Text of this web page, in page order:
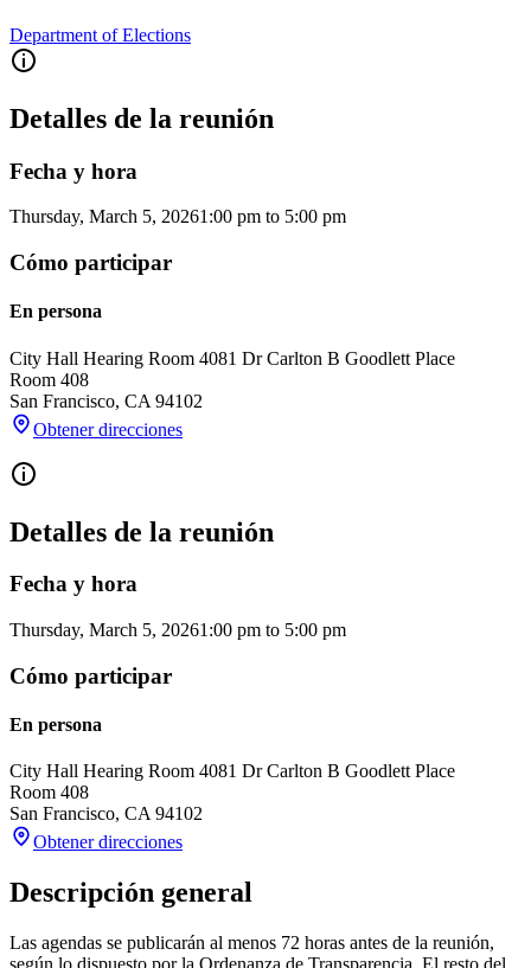
Department of Elections
Detalles de la reunión
Fecha y hora
Thursday, March 5, 20261:00 pm to 5:00 pm
Cómo participar
En persona
City Hall Hearing Room 4081 Dr Carlton B Goodlett Place
Room 408
San Francisco, CA 94102
Obtener direcciones
Detalles de la reunión
Fecha y hora
Thursday, March 5, 20261:00 pm to 5:00 pm
Cómo participar
En persona
City Hall Hearing Room 4081 Dr Carlton B Goodlett Place
Room 408
San Francisco, CA 94102
Obtener direcciones
Descripción general
Las agendas se publicarán al menos 72 horas antes de la reunión,